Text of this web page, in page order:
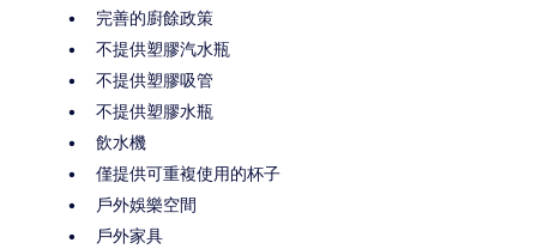
完善的廚餘政策
不提供塑膠汽水瓶
不提供塑膠吸管
不提供塑膠水瓶
飲水機
僅提供可重複使用的杯子
戶外娛樂空間
戶外家具